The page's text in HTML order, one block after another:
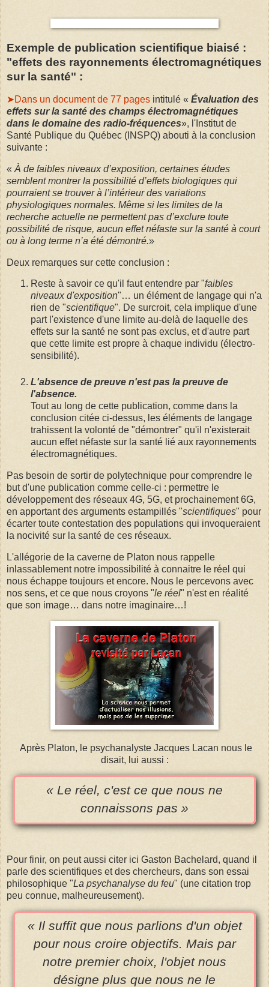
Exemple de publication scientifique biaisé :
"effets des rayonnements électromagnétiques
sur la santé" :
➤Dans un document de 77 pages intitulé « Évaluation des
effets sur la santé des champs électromagnétiques
dans le domaine des radio-fréquences», l'Institut de
Santé Publique du Québec (INSPQ) abouti à la conclusion
suivante :
« À de faibles niveaux d’exposition, certaines études
semblent montrer la possibilité d’effets biologiques qui
pourraient se trouver à l’intérieur des variations
physiologiques normales. Même si les limites de la
recherche actuelle ne permettent pas d’exclure toute
possibilité de risque, aucun effet néfaste sur la santé à court
ou à long terme n’a été démontré.»
Deux remarques sur cette conclusion :
Reste à savoir ce qu'il faut entendre par "faibles
niveaux d'exposition"… un élément de langage qui n'a
rien de "scientifique". De surcroit, cela implique d'une
part l'existence d'une limite au-delà de laquelle des
effets sur la santé ne sont pas exclus, et d'autre part
que cette limite est propre à chaque individu (électro-
sensibilité).
L'absence de preuve n'est pas la preuve de
l'absence.
Tout au long de cette publication, comme dans la
conclusion citée ci-dessus, les éléments de langage
trahissent la volonté de "démontrer" qu'il n'existerait
aucun effet néfaste sur la santé lié aux rayonnements
électromagnétiques.
Pas besoin de sortir de polytechnique pour comprendre le
but d'une publication comme celle-ci : permettre le
développement des réseaux 4G, 5G, et prochainement 6G,
en apportant des arguments estampillés "scientifiques" pour
écarter toute contestation des populations qui invoqueraient
la nocivité sur la santé de ces réseaux.
L'allégorie de la caverne de Platon nous rappelle
inlassablement notre impossibilité à connaitre le réel qui
nous échappe toujours et encore. Nous le percevons avec
nos sens, et ce que nous croyons "le réel" n'est en réalité
que son image… dans notre imaginaire…!
Après Platon, le psychanalyste Jacques Lacan nous le
disait, lui aussi :
« Le réel, c'est ce que nous ne
connaissons pas »
Pour finir, on peut aussi citer ici Gaston Bachelard, quand il
parle des scientifiques et des chercheurs, dans son essai
philosophique "La psychanalyse du feu" (une citation trop
peu connue, malheureusement).
« Il suffit que nous parlions d'un objet
pour nous croire objectifs. Mais par
notre premier choix, l'objet nous
désigne plus que nous ne le